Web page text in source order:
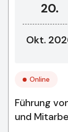
20.
Okt.
Online
Führung
und